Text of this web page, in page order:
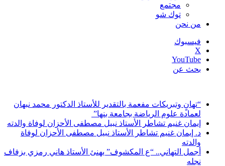
مجتمع
توك شو
من نحن
فيسبوك
‫X
‫YouTube
بحث عن
“تهانٍ وتبريكات مفعمة بالتقدير للأستاذ الدكتور محمد نبهان
لعمادة علوم الرياضة بجامعة بنها”
إيمان غنيم تشاطر الأستاذ نبيل مصطفى الأحزان لوفاة والدته
د. إيمان غنيم تشاطر الأستاذ نبيل مصطفى الأحزان لوفاة
والدته
أجمل التهاني.. “ع المكشوف” يهنئ الأستاذ هاني رمزي بزفاف
نجله